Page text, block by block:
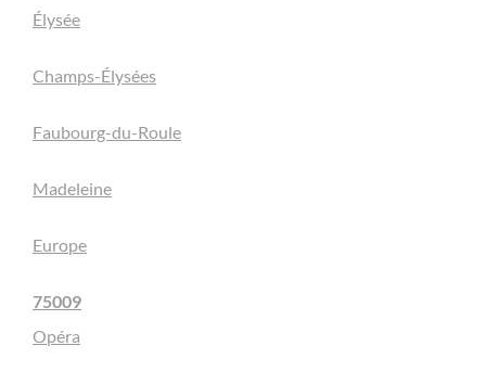
Élysée
Champs-Élysées
Faubourg-du-Roule
Madeleine
Europe
75009
Opéra